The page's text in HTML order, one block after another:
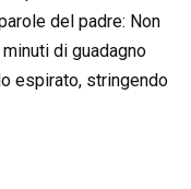
del padre: Non
di guadagno
espirato, stringendo